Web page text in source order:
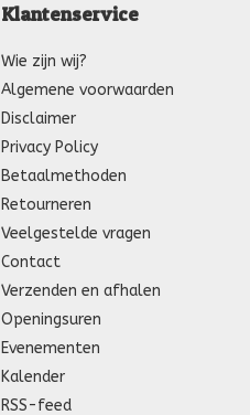
Klantenservice
Wie zijn wij?
Algemene voorwaarden
Disclaimer
Privacy Policy
Betaalmethoden
Retourneren
Veelgestelde vragen
Contact
Verzenden en afhalen
Openingsuren
Evenementen
Kalender
RSS-feed